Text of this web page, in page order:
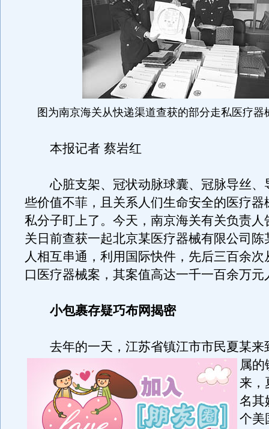
图为南京海关从快递渠道查获的部分走私医疗器
本报记者 蔡岩红
心脏支架、冠状动脉球囊、冠脉导丝
些价值不菲，且关系人们生命安全的医疗器
私分子盯上了。今天，南京海关有关负责人
关日前查获一起北京某医疗器械有限公司陈
人相互串通，利用国际快件，先后三百余次
口医疗器械案，其案值高达一千一百余万元
小包裹存疑巧布网揭密
去年的一天，江苏省镇江市市民夏某来
属的
来，
名其
个美